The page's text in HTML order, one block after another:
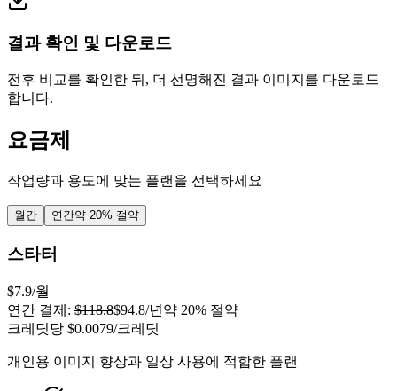
결과 확인 및 다운로드
전후 비교를 확인한 뒤, 더 선명해진 결과 이미지를 다운로드
합니다.
요금제
작업량과 용도에 맞는 플랜을 선택하세요
월간 연간약 20% 절약
스타터
$7.9/월
연간 결제: $118.8$94.8/년 약 20% 절약
크레딧당 $0.0079/크레딧
개인용 이미지 향상과 일상 사용에 적합한 플랜